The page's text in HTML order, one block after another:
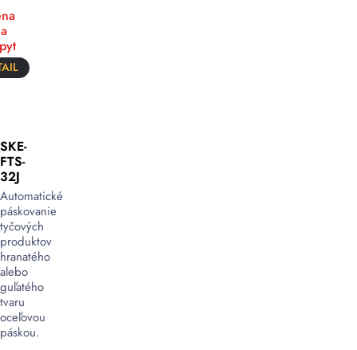
SKE-
FTS-
32J
Automatické
páskovanie
tyčových
produktov
hranatého
alebo
guľatého
tvaru
oceľovou
páskou.